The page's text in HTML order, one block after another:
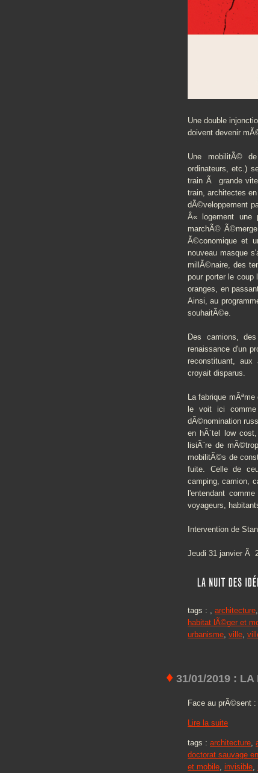
Une double
doivent devenir
Une mobilitÃ©
ordinateurs, etc.)
train Ã grande
train, architectes
dÃ©veloppement
Â« logement une
marchÃ©
Ã©conomique et
nouveau masque
millÃ©naire, des
pour porter le
oranges, en
Ainsi, au
souhaitÃ©e.
Des camions,
renaissance d'un
reconstituant,
croyait disparus.
La fabrique
le voit ici
dÃ©nomination
en hÃ´tel low
lisiÃ¨re de
mobilitÃ©s de
fuite. Celle de
camping, camion,
l'entendant
voyageurs,
Intervention de
Jeudi 31 janvier Ã
tags : architecture
habitat lÃ©ger et
urbanisme ville
♦ 31/01/2019 : LA
Face au prÃ©sent
Lire la suite
tags : architecture
doctorat sauvage
et mobile invisible